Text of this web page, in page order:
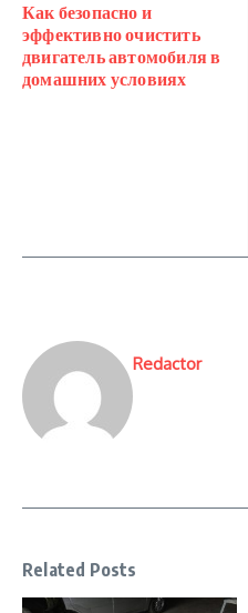
Как безопасно и
эффективно очистить
двигатель автомобиля в
домашних условиях
Redactor
Related Posts